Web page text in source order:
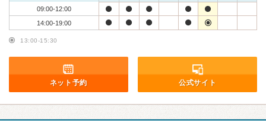
09:00-12:00
14:00-19:00
13:00-15:30
ネット予約 公式サイト